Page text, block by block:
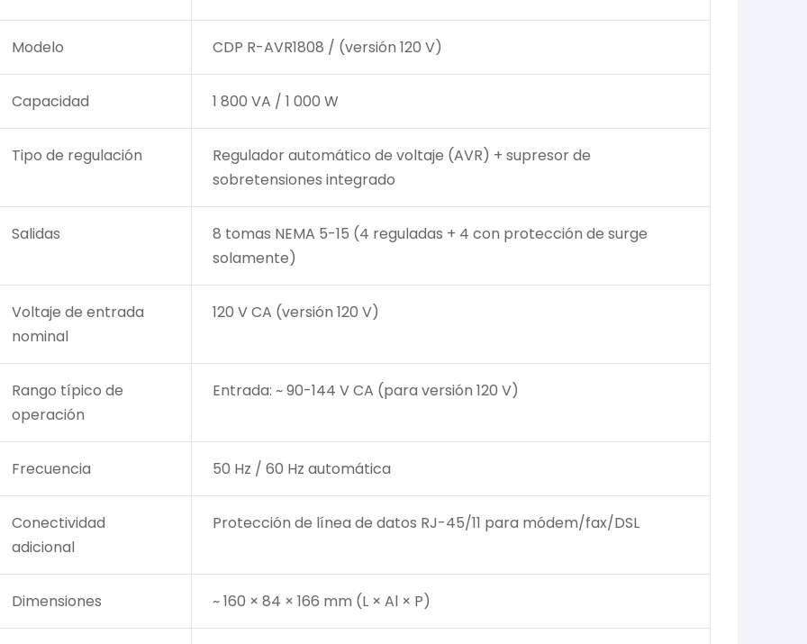
Modelo CDP R-AVR1808 / (versión 120 V)
Capacidad 1 800 VA / 1 000 W
Tipo de regulación
Regulador automático de voltaje (AVR) + supresor de
sobretensiones integrado
Salidas
8 tomas NEMA 5-15 (4 reguladas + 4 con protección de surge
solamente)
Voltaje de entrada
nominal
120 V CA (versión 120 V)
Rango típico de
operación
Entrada: ~ 90-144 V CA (para versión 120 V)
Frecuencia 50 Hz / 60 Hz automática
Conectividad
adicional
Protección de línea de datos RJ-45/11 para módem/fax/DSL
Dimensiones ~ 160 × 84 × 166 mm (L × Al × P)